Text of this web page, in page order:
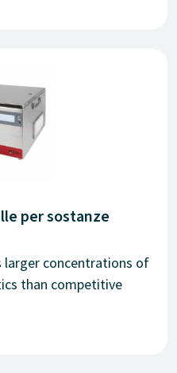
per sostanze
larger concentrations of
than competitive